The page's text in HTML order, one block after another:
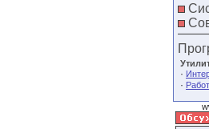
·
·